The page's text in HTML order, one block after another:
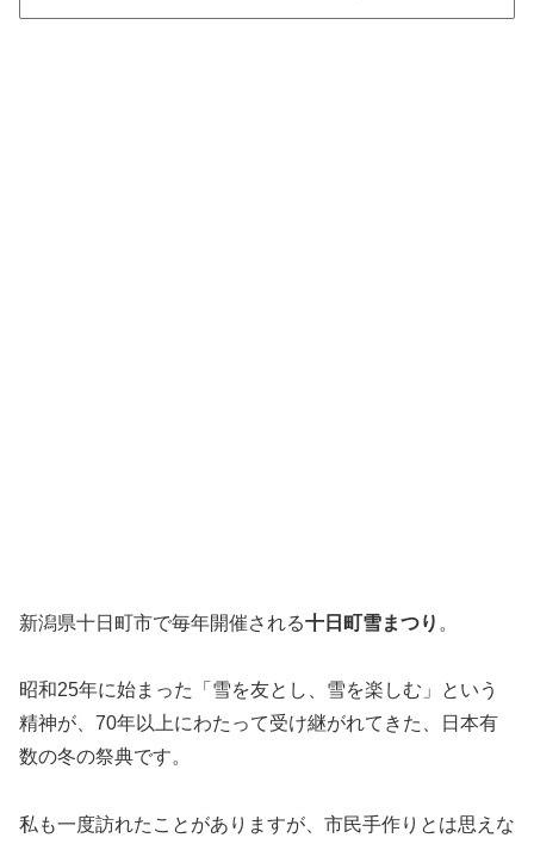
新潟県十日町市で毎年開催される十日町雪まつり 。
昭和25年に始まった「雪を友とし、雪を楽しむ」という
精神が、70年以上にわたって受け継がれてきた、日本有
数の冬の祭典です。
私も一度訪れたことがありますが、市民手作りとは思えな